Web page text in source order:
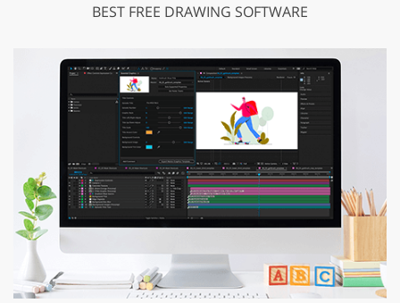
BEST FREE DRAWING SOFTWARE